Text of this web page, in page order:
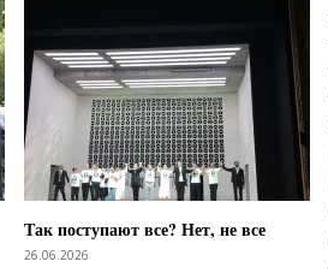
Так поступают все? Нет, не все
26.06.2026